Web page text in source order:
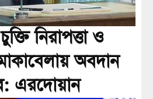
নিরাপত্তা ও
অবদান
এরদোয়ান